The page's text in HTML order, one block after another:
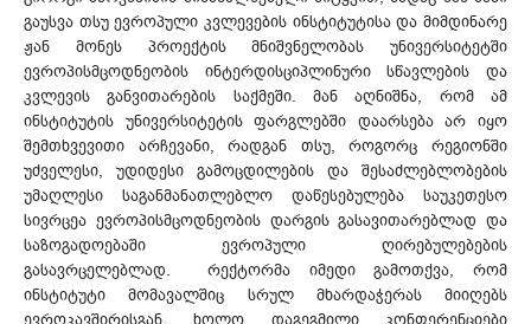
გაუსვა თსუ ევროპული კვლევების ინსტიტუტისა და მიმდინარე
ჟან მონეს პროექტის მნიშვნელობას უნივერსიტეტში
ევროპისმცოდნეობის ინტერდისციპლინური სწავლების და
კვლევის განვითარების საქმეში. მან აღნიშნა, რომ ამ
ინსტიტუტის უნივერსიტეტის ფარგლებში დაარსება არ იყო
შემთხვევითი არჩევანი, რადგან თსუ, როგორც რეგიონში
უძველესი, უდიდესი გამოცდილების და შესაძლებლობების
უმაღლესი საგანმანათლებლო დაწესებულება საუკეთესო
სივრცეა ევროპისმცოდნეობის დარგის გასავითარებლად და
საზოგადოებაში ევროპული ღირებულებების
გასავრცელებლად. რექტორმა იმედი გამოთქვა, რომ
ინსტიტუტი მომავალშიც სრულ მხარდაჭერას მიიღებს
ევროკავშირისგან, ხოლო დაგეგმილი კონფერენციები